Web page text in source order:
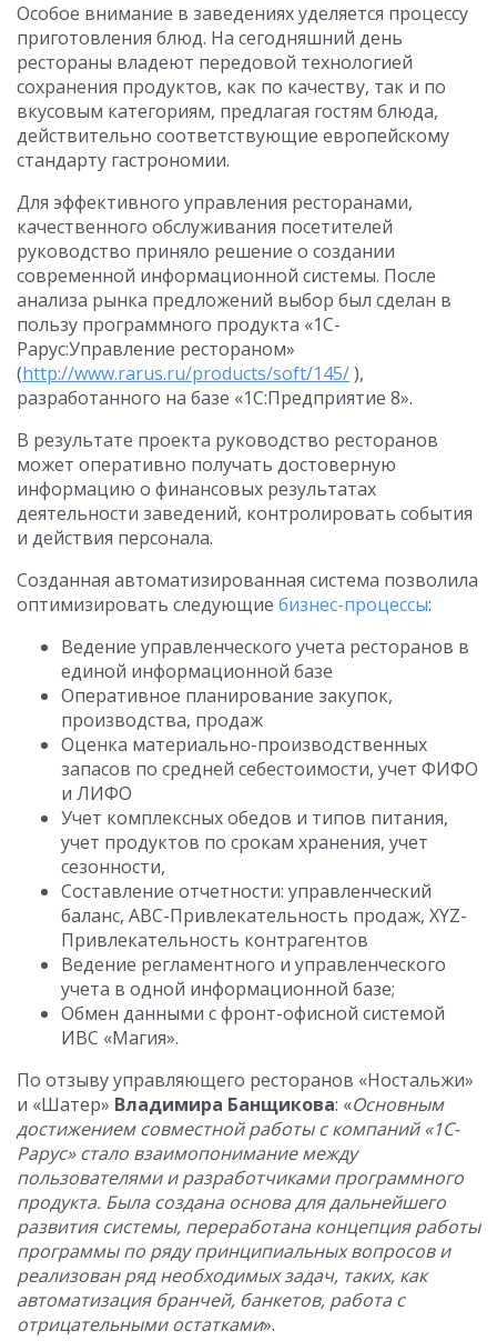
Особое внимание в заведениях уделяется процессу
приготовления блюд. На сегодняшний день
рестораны владеют передовой технологией
сохранения продуктов, как по качеству, так и по
вкусовым категориям, предлагая гостям блюда,
действительно соответствующие европейскому
стандарту гастрономии.
Для эффективного управления ресторанами,
качественного обслуживания посетителей
руководство приняло решение о создании
современной информационной системы. После
анализа рынка предложений выбор был сделан в
пользу программного продукта «1С-
Рарус:Управление рестораном»
(http://www.rarus.ru/products/soft/145/),
разработанного на базе «1С:Предприятие 8».
В результате проекта руководство ресторанов
может оперативно получать достоверную
информацию о финансовых результатах
деятельности заведений, контролировать события
и действия персонала.
Созданная автоматизированная система позволила
оптимизировать следующие бизнес-процессы:
Ведение управленческого учета ресторанов в
единой информационной базе
Оперативное планирование закупок,
производства, продаж
Оценка материально-производственных
запасов по средней себестоимости, учет ФИФО
и ЛИФО
Учет комплексных обедов и типов питания,
учет продуктов по срокам хранения, учет
сезонности,
Составление отчетности: управленческий
баланс, ABC-Привлекательность продаж, XYZ-
Привлекательность контрагентов
Ведение регламентного и управленческого
учета в одной информационной базе;
Обмен данными с фронт-офисной системой
ИВС «Магия».
По отзыву управляющего ресторанов «Ностальжи»
и «Шатер» Владимира Банщикова: «Основным
достижением совместной работы с компаний «1С-
Рарус» стало взаимопонимание между
пользователями и разработчиками программного
продукта. Была создана основа для дальнейшего
развития системы, переработана концепция работы
программы по ряду принципиальных вопросов и
реализован ряд необходимых задач, таких, как
автоматизация бранчей, банкетов, работа с
отрицательными остатками».